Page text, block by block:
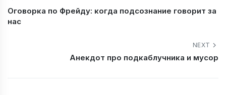
Оговорка по Фрейду: когда подсознание говорит за
нас
NEXT
Анекдот про подкаблучника и мусор